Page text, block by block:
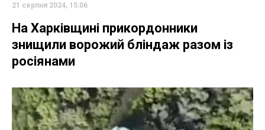
21 серпня 2024, 15:06
На Харківщині прикордонники
знищили ворожий бліндаж разом із
росіянами